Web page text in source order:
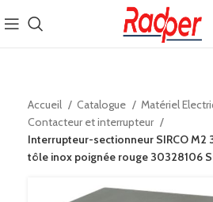
Accueil Catalogue
Matériel
Contacteur et interrupteur
Interrupteur-sectionneur SIRCO M2
tôle inox poignée rouge 30328106